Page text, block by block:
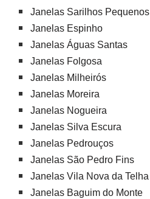
Janelas Sarilhos Pequenos
Janelas Espinho
Janelas Águas Santas
Janelas Folgosa
Janelas Milheirós
Janelas Moreira
Janelas Nogueira
Janelas Silva Escura
Janelas Pedrouços
Janelas São Pedro Fins
Janelas Vila Nova da Telha
Janelas Baguim do Monte